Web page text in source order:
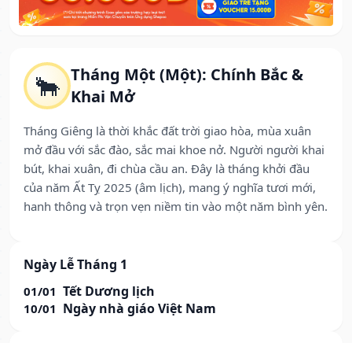
🐂 Tháng Một (Một): Chính Bắc &
Khai Mở
Tháng Giêng là thời khắc đất trời giao hòa, mùa xuân
mở đầu với sắc đào, sắc mai khoe nở. Người người khai
bút, khai xuân, đi chùa cầu an. Đây là tháng khởi đầu
của năm Ất Tỵ 2025 (âm lịch), mang ý nghĩa tươi mới,
hanh thông và trọn vẹn niềm tin vào một năm bình yên.
Ngày Lễ Tháng 1
01/01 Tết Dương lịch
10/01 Ngày nhà giáo Việt Nam